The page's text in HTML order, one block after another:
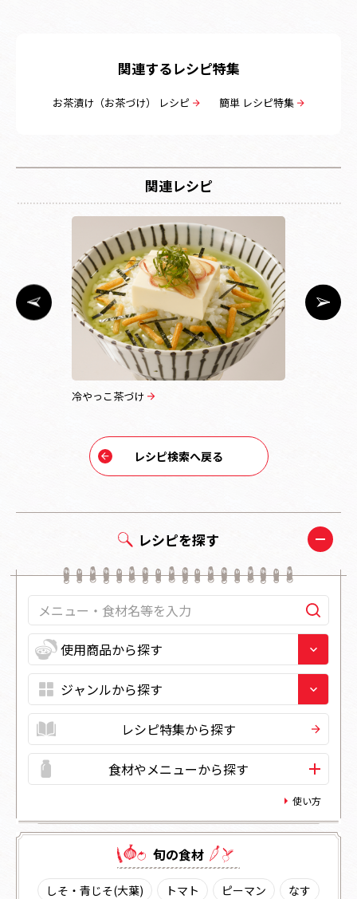
レシピを探す
レシピ特集から探す
食材やメニューから探す
使い方
旬の⾷材
しそ・青じそ(大葉) トマト ピーマン
なす
関連するレシピ特集
お茶漬け（お茶づけ） レシピ 簡単 レシピ特集
関連レシピ
冷やっこ茶づけ
レシピ検索へ戻る